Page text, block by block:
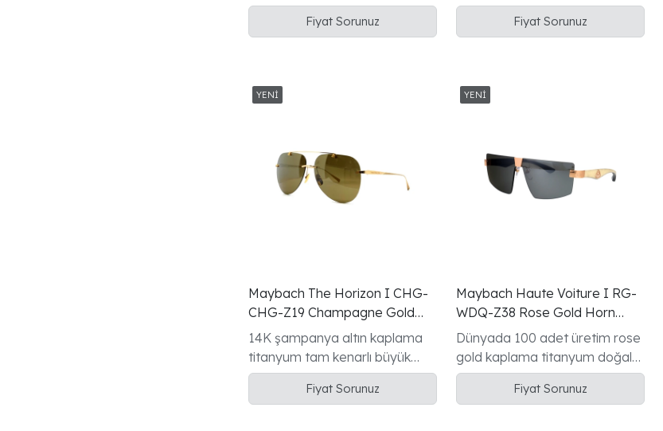
Madrone/Bubinga/Golden
Madrone üçlü ahşap şakak
Fiyat Sorunuz
Birch iki tonlu ahşap şakak
sedef Maybach logo kakma
Fiyat Sorunuz
Maybach The Horizon I CHG-
CHG-Z19 Champagne Gold
Gunes Gozlugu
14K şampanya altın kaplama
titanyum tam kenarlı büyük
aviator çerçeve
Fiyat Sorunuz
Maybach Haute Voiture I RG-
WDQ-Z38 Rose Gold Horn
Mask Gunes Gozlugu
Dünyada 100 adet üretim rose
gold kaplama titanyum doğal
manda boynuzu mask/shield
Limited Edition çerçeve
Fiyat Sorunuz